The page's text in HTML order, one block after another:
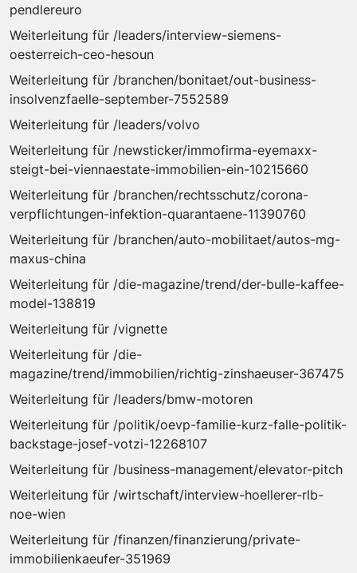
pendlereuro
Weiterleitung für /leaders/interview-siemens-
oesterreich-ceo-hesoun
Weiterleitung für /branchen/bonitaet/out-business-
insolvenzfaelle-september-7552589
Weiterleitung für /leaders/volvo
Weiterleitung für /newsticker/immofirma-eyemaxx-
steigt-bei-viennaestate-immobilien-ein-10215660
Weiterleitung für /branchen/rechtsschutz/corona-
verpflichtungen-infektion-quarantaene-11390760
Weiterleitung für /branchen/auto-mobilitaet/autos-mg-
maxus-china
Weiterleitung für /die-magazine/trend/der-bulle-kaffee-
model-138819
Weiterleitung für /vignette
Weiterleitung für /die-
magazine/trend/immobilien/richtig-zinshaeuser-367475
Weiterleitung für /leaders/bmw-motoren
Weiterleitung für /politik/oevp-familie-kurz-falle-politik-
backstage-josef-votzi-12268107
Weiterleitung für /business-management/elevator-pitch
Weiterleitung für /wirtschaft/interview-hoellerer-rlb-
noe-wien
Weiterleitung für /finanzen/finanzierung/private-
immobilienkaeufer-351969